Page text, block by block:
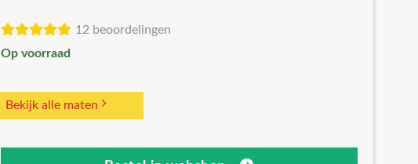
€12,33.€11,10.
12 beoordelingen
Op voorraad
Bekijk alle maten